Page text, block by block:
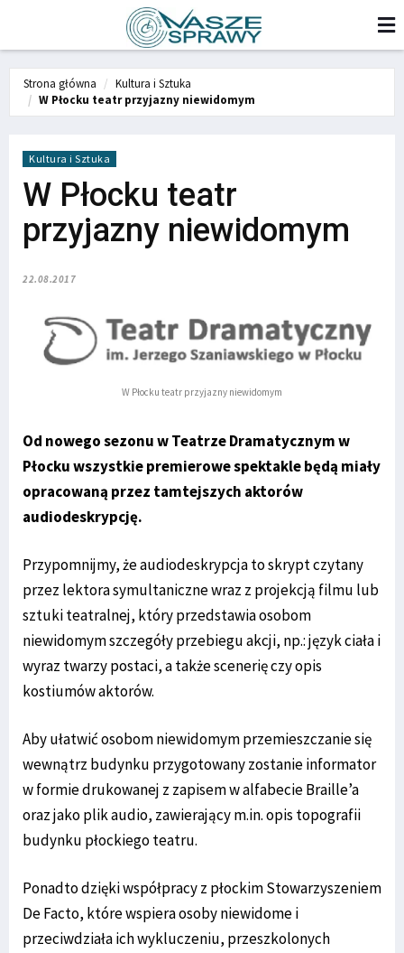
Strona główna
Kultura i Sztuka
W Płocku teatr przyjazny niewidomym
Kultura i Sztuka
W Płocku teatr
przyjazny niewidomym
22.08.2017
W Płocku teatr przyjazny niewidomym
Od nowego sezonu w Teatrze Dramatycznym w
Płocku wszystkie premierowe spektakle będą miały
opracowaną przez tamtejszych aktorów
audiodeskrypcję.
Przypomnijmy, że audiodeskrypcja to skrypt czytany
przez lektora symultaniczne wraz z projekcją filmu lub
sztuki teatralnej, który przedstawia osobom
niewidomym szczegóły przebiegu akcji, np.: język ciała i
wyraz twarzy postaci, a także scenerię czy opis
kostiumów aktorów.
Aby ułatwić osobom niewidomym przemieszczanie się
wewnątrz budynku przygotowany zostanie informator
w formie drukowanej z zapisem w alfabecie Braille’a
oraz jako plik audio, zawierający m.in. opis topografii
budynku płockiego teatru.
Ponadto dzięki współpracy z płockim Stowarzyszeniem
De Facto, które wspiera osoby niewidome i
przeciwdziała ich wykluczeniu, przeszkolonych